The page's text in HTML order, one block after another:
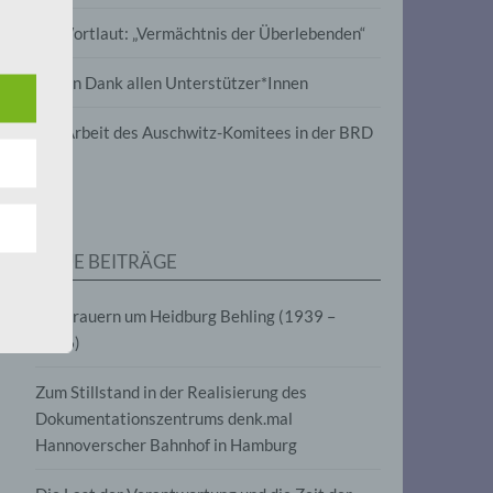
Im Wortlaut: „Vermächtnis der Überlebenden“
Vielen Dank allen Unterstützer*Innen
Zur Arbeit des Auschwitz-Komitees in der BRD
NEUE BEITRÄGE
Wir trauern um Heidburg Behling (1939 –
2026)
Zum Stillstand in der Realisierung des
Dokumentationszentrums denk.mal
Hannoverscher Bahnhof in Hamburg